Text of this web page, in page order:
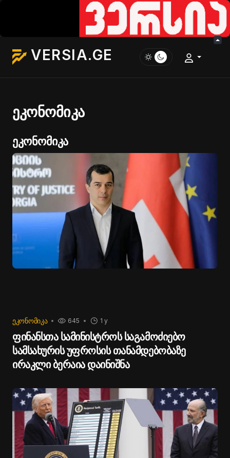
VERSIA.GE
ეკონომიკა
ეკონომიკა
ᲔᲙᲝᲜᲝᲛᲘᲙᲐ 1 y
645
ფინანსთა სამინისტროს საგამოძიებო
სამსახურის უფროსის თანამდებობაზე
ირაკლი ბერაია დაინიშნა